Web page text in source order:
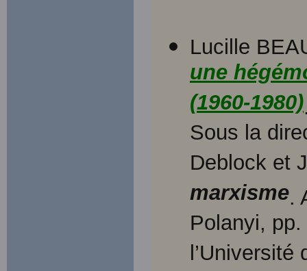
Lucille
une
(1960-1980)
Sous la
Deblock et
marxisme.
Polanyi,